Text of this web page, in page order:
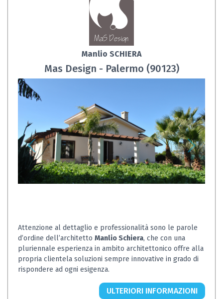
Manlio SCHIERA
Mas Design - Palermo (90123)
Attenzione al dettaglio e professionalità sono le parole
d’ordine dell’architetto Manlio Schiera, che con una
pluriennale esperienza in ambito architettonico offre alla
propria clientela soluzioni sempre innovative in grado di
rispondere ad ogni esigenza.
ULTERIORI INFORMAZIONI